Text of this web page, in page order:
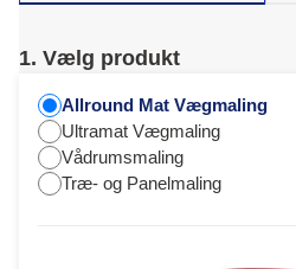
1. Vælg produkt
Allround Mat Vægmaling
Ultramat Vægmaling
Vådrumsmaling
Træ- og Panelmaling